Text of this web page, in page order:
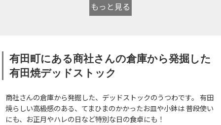
もっと見る
有田町にある商社さんの倉庫から発掘した
有田焼デッドストック
商社さんの倉庫から発掘した、デッドストックのうつわです。 有田
焼らしい高級感のある、てまひまのかかったお皿や小鉢は 普段使い
にも、お正月やハレの日など特別な日の食卓にも！